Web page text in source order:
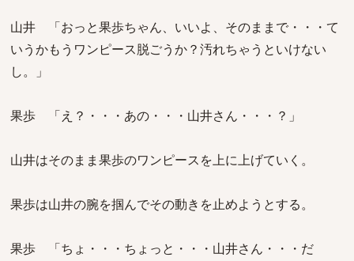
山井 「おっと果歩ちゃん、いいよ、そのままで・・・て
いうかもうワンピース脱ごうか？汚れちゃうといけない
し。」
果歩 「え？・・・あの・・・山井さん・・・？」
山井はそのまま果歩のワンピースを上に上げていく。
果歩は山井の腕を掴んでその動きを止めようとする。
果歩 「ちょ・・・ちょっと・・・山井さん・・・だ